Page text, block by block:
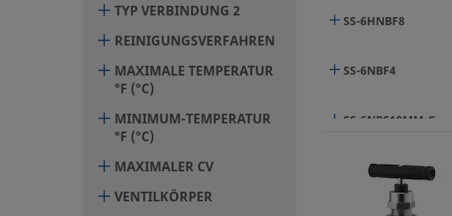
TYP VERBINDUNG 2
REINIGUNGSVERFAHREN
MAXIMALE TEMPERATUR
°F (°C)
MINIMUM-TEMPERATUR
°F (°C)
MAXIMALER CV
VENTILKÖRPER
SS-6HNBF8
SS-6NBF4
SS-6NBS10MM-G
SS-6NBS6